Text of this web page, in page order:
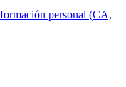
personal (CA,